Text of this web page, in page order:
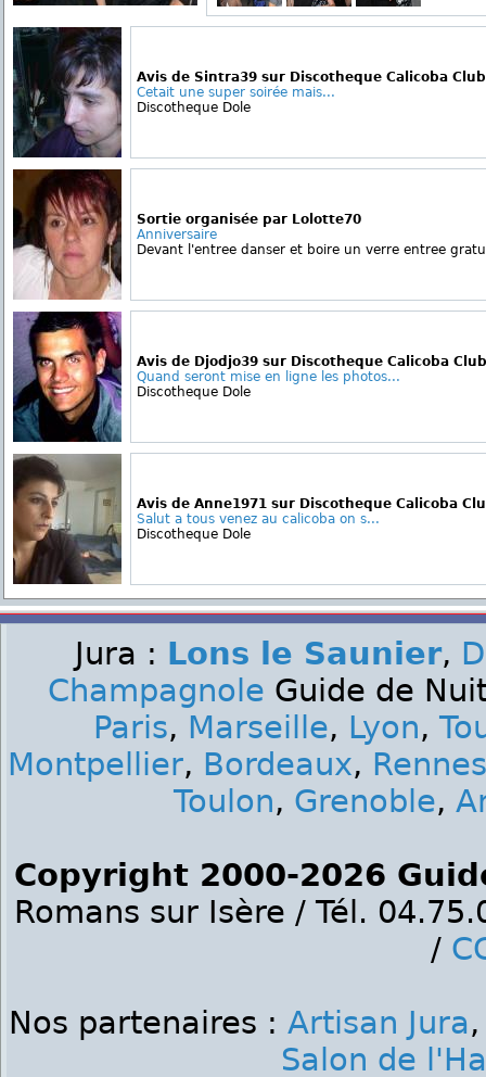
Avis de Sintra39 sur Discotheque Calicoba Club
Cetait une super soirée mais...
Discotheque Dole
Sortie organisée par Lolotte70
Anniversaire
Devant l'entree danser et boire un verre entree
Avis de Djodjo39 sur Discotheque Calicoba Club
Quand seront mise en ligne les photos...
Discotheque Dole
Avis de Anne1971 sur Discotheque Calicoba
Salut a tous venez au calicoba on s...
Discotheque Dole
Jura : Lons le Saunier,
Champagnole Guide de
Paris, Marseille, Lyon,
Montpellier, Bordeaux, Rennes
Toulon, Grenoble,
Copyright 2000-2026
Romans sur Isère / Tél.
/
Nos partenaires : Artisan Jura
Salon de